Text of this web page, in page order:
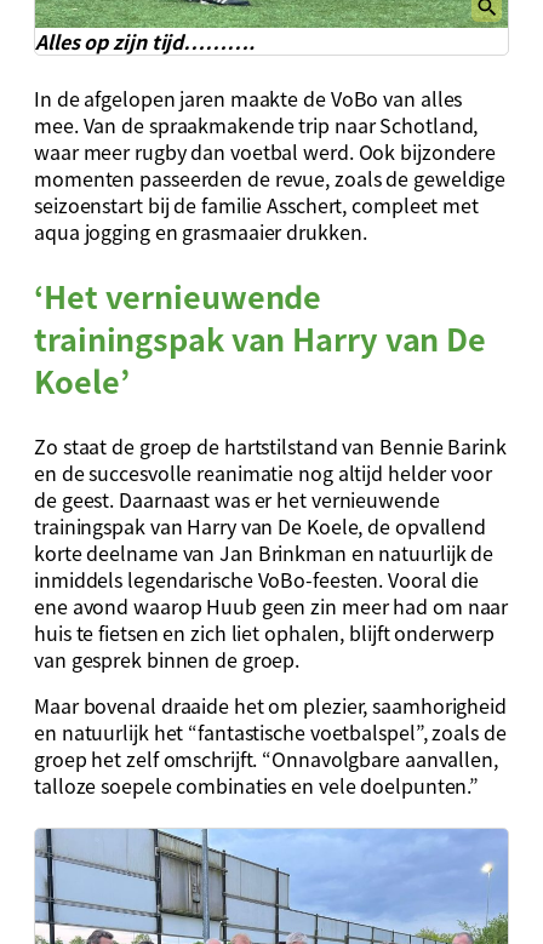
Alles op zijn tijd……….
In de afgelopen jaren maakte de VoBo van alles
mee. Van de spraakmakende trip naar Schotland,
waar meer rugby dan voetbal werd. Ook bijzondere
momenten passeerden de revue, zoals de geweldige
seizoenstart bij de familie Asschert, compleet met
aqua jogging en grasmaaier drukken.
‘Het vernieuwende
trainingspak van Harry van De
Koele’
Zo staat de groep de hartstilstand van Bennie Barink
en de succesvolle reanimatie nog altijd helder voor
de geest. Daarnaast was er het vernieuwende
trainingspak van Harry van De Koele, de opvallend
korte deelname van Jan Brinkman en natuurlijk de
inmiddels legendarische VoBo-feesten. Vooral die
ene avond waarop Huub geen zin meer had om naar
huis te fietsen en zich liet ophalen, blijft onderwerp
van gesprek binnen de groep.
Maar bovenal draaide het om plezier, saamhorigheid
en natuurlijk het “fantastische voetbalspel”, zoals de
groep het zelf omschrijft. “Onnavolgbare aanvallen,
talloze soepele combinaties en vele doelpunten.”